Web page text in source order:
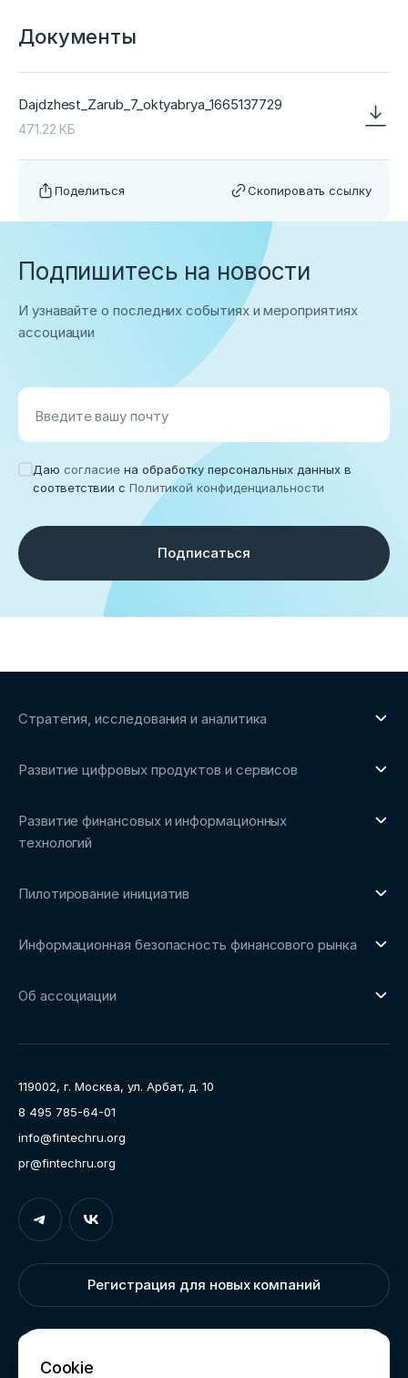
Документы
Dajdzhest_Zarub_7_oktyabrya_1665137729
471.22 КБ
Поделиться Скопировать ссылку
Подпишитесь на новости
И узнавайте о последних событиях и мероприятиях
ассоциации
Введите вашу почту
Даю согласие на обработку персональных данных в
соответствии с Политикой конфиденциальности
Подписаться
Стратегия, исследования и аналитика
Обзоры рынка и аналитические исследования
Трендвотчинг и информационный сервис
Развитие цифровых продуктов и сервисов
Развитие финансовых и информационных
технологий
Репозиторий Ассоциации
Рабочие группы
Пилотирование инициатив
Площадка пилотного тестирования
Информационная безопасность финансового рынка
Направления работы
Об ассоциации
Карьера
Контакты
Документы
119002, г. Москва, ул. Арбат, д. 10
8 495 785-64-01
info@fintechru.org
pr@fintechru.org
Регистрация для новых компаний
Cookie
Вход
Укажите вашу корпоративную почту. На неё мы вышлем
ссылку для входа